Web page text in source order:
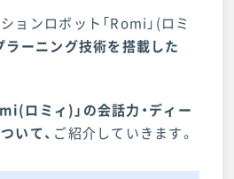
ョンロボット「Romi」(ロミ
ラーニング技術を搭載した
ロミィ)」の会話力・ディー
いて、 ご紹介していきます。